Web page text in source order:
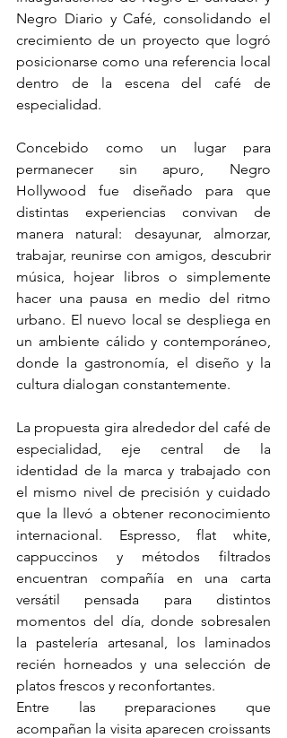
Negro Diario y Café, consolidando el
crecimiento de un proyecto que logró
posicionarse como una referencia local
dentro de la escena del café de
especialidad.
Concebido como un lugar para
permanecer sin apuro, Negro
Hollywood fue diseñado para que
distintas experiencias convivan de
manera natural: desayunar, almorzar,
trabajar, reunirse con amigos, descubrir
música, hojear libros o simplemente
hacer una pausa en medio del ritmo
urbano. El nuevo local se despliega en
un ambiente cálido y contemporáneo,
donde la gastronomía, el diseño y la
cultura dialogan constantemente.
La propuesta gira alrededor del café de
especialidad, eje central de la
identidad de la marca y trabajado con
el mismo nivel de precisión y cuidado
que la llevó a obtener reconocimiento
internacional. Espresso, flat white,
cappuccinos y métodos filtrados
encuentran compañía en una carta
versátil pensada para distintos
momentos del día, donde sobresalen
la pastelería artesanal, los laminados
recién horneados y una selección de
platos frescos y reconfortantes.
Entre las preparaciones que
acompañan la visita aparecen croissants